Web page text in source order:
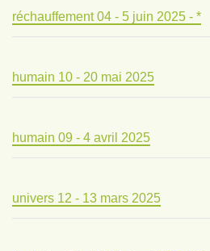
réchauffement 04 - 5 juin 2025 - *
humain 10 - 20 mai 2025
humain 09 - 4 avril 2025
univers 12 - 13 mars 2025